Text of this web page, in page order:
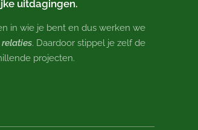
uitdagingen.
in wie je bent en dus werken we
relaties. Daardoor stippel je zelf de
projecten.